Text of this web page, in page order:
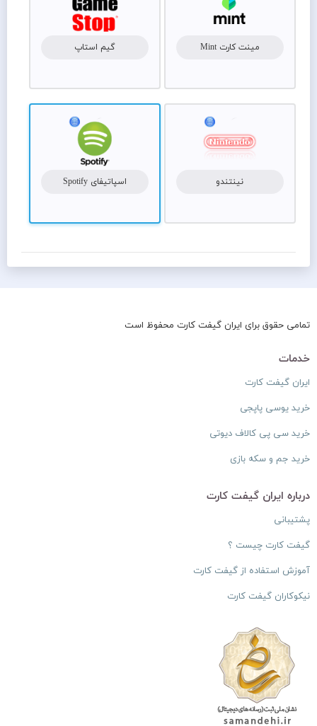
مینت کارت Mint گیم استاپ
نینتندو اسپاتیفای Spotify
تمامی حقوق برای ایران گیفت کارت محفوظ است
خدمات
ایران گیفت کارت
خرید یوسی پاپجی
خرید سی پی کالاف دیوتی
خرید جم و سکه بازی
درباره ایران گیفت کارت
پشتیبانی
گیفت کارت چیست ؟
آموزش استفاده از گیفت کارت
نیکوکاران گیفت کارت